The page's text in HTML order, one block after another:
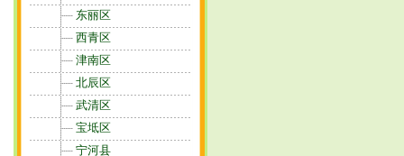
东丽区
西青区
津南区
北辰区
武清区
宝坻区
宁河县